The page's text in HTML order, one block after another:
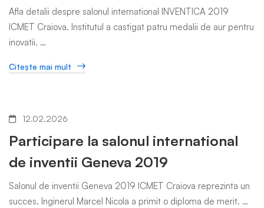
Evenimente
Afla detalii despre salonul international INVENTICA 2019
ICMET Craiova. Institutul a castigat patru medalii de aur pentru
inovatii. …
Citeşte mai mult
12.02.2026
Participare la salonul international
de inventii Geneva 2019
Salonul de inventii Geneva 2019 ICMET Craiova reprezinta un
succes. Inginerul Marcel Nicola a primit o diploma de merit. …